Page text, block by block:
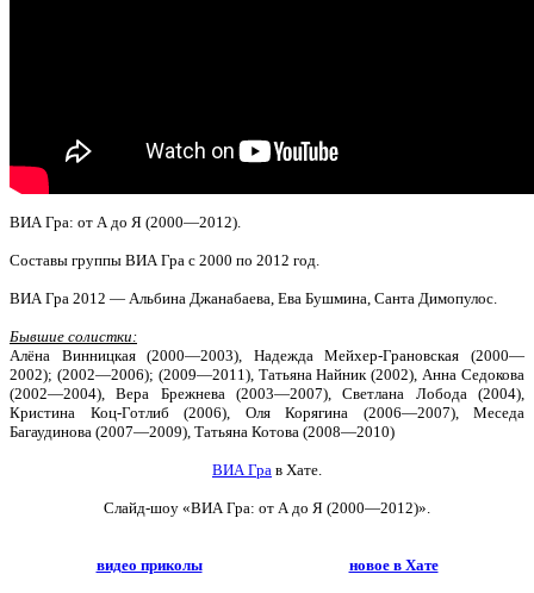
ВИА Гра: от А до Я (2000—2012).
Составы группы ВИА Гра с 2000 по 2012 год.
ВИА Гра 2012 — Альбина Джанабаева, Ева Бушмина, Санта Димопулос.
Бывшие солистки:
Алёна Винницкая (2000—2003), Надежда Мейхер-Грановская (2000—
2002); (2002—2006); (2009—2011), Татьяна Найник (2002), Анна Седокова
(2002—2004), Вера Брежнева (2003—2007), Светлана Лобода (2004),
Кристина Коц-Готлиб (2006), Оля Корягина (2006—2007), Меседа
Багаудинова (2007—2009), Татьяна Котова (2008—2010)
ВИА Гра в Хате.
Слайд-шоу «ВИА Гра: от А до Я (2000—2012)».
видео приколы новое в Хате